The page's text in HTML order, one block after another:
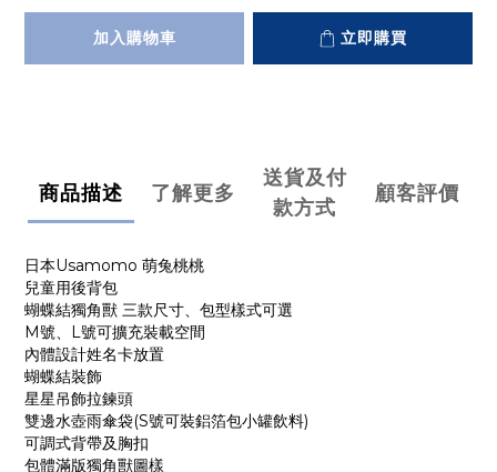
加入購物車 立即購買
商品描述 了解更多
送貨及付
款方式
顧客評價
日本Usamomo 萌兔桃桃
兒童用後背包
蝴蝶結獨角獸 三款尺寸、包型樣式可選
M號、L號可擴充裝載空間
內體設計姓名卡放置
蝴蝶結裝飾
星星吊飾拉鍊頭
雙邊水壺雨傘袋(S號可裝鋁箔包小罐飲料)
可調式背帶及胸扣
包體滿版獨角獸圖樣